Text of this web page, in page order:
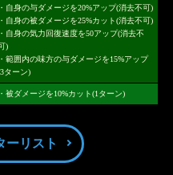
・自身の与ダメージを20%アップ(消去不可)
・自身の被ダメージを25%カット(消去不可)
・自身の気力回復速度を50アップ(消去不
)
・範囲内の味方の与ダメージを15%アップ
ターン)
・被ダメージを10%カット(1ターン)
ーリスト